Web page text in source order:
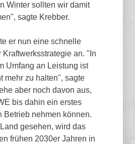
Winter sollten wir damit
sagte Krebber.
er nun eine schnelle
Kraftwerksstrategie an. "In
Umfang an Leistung ist
mehr zu halten", sagte
aber noch davon aus,
bis dahin ein erstes
Betrieb nehmen können.
gesehen, wird das
frühen 2030er Jahren in